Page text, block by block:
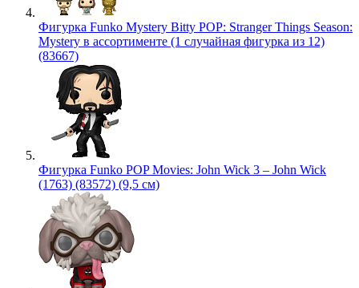
Фигурка Funko Mystery Bitty POP: Stranger Things Season:
Mystery в ассортименте (1 случайная фигурка из 12)
(83667)
Фигурка Funko POP Movies: John Wick 3 – John Wick
(1763) (83572) (9,5 см)